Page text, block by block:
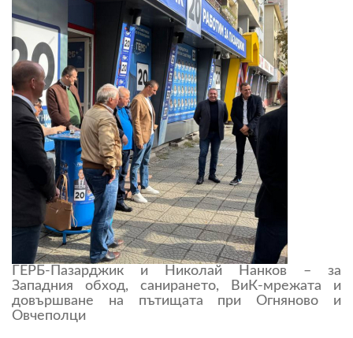
ГЕРБ-Пазарджик и Николай Нанков – за
Западния обход, санирането, ВиК-мрежата и
довършване на пътищата при Огняново и
Овчеполци